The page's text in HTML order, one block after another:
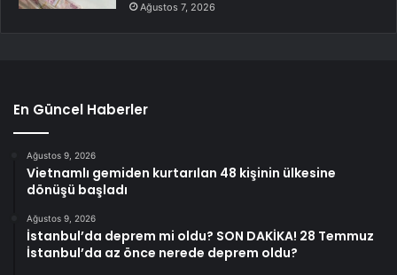
Ağustos 7, 2026
En Güncel Haberler
Ağustos 9, 2026
Vietnamlı gemiden kurtarılan 48 kişinin ülkesine
dönüşü başladı
Ağustos 9, 2026
İstanbul’da deprem mi oldu? SON DAKİKA! 28 Temmuz
İstanbul’da az önce nerede deprem oldu?